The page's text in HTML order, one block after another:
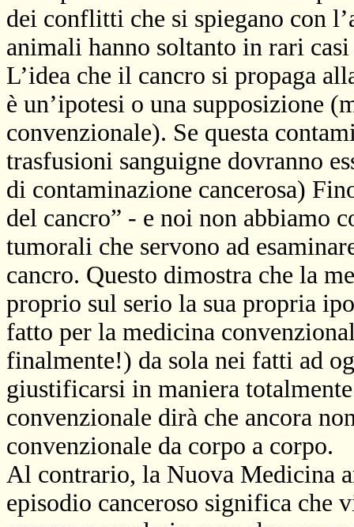
dei conflitti che si spiegano con
animali hanno soltanto in rari casi
L’idea che il cancro si propaga
è un’ipotesi o una supposizione
convenzionale). Se questa
trasfusioni sanguigne dovranno
di contaminazione cancerosa)
del cancro” - e noi non abbiamo
tumorali che servono ad
cancro. Questo dimostra che la
proprio sul serio la sua propria
fatto per la medicina
finalmente!) da sola nei fatti ad
giustificarsi in maniera
convenzionale dirà che ancora
convenzionale da corpo a corpo.
Al contrario, la Nuova Medicina
episodio canceroso significa che